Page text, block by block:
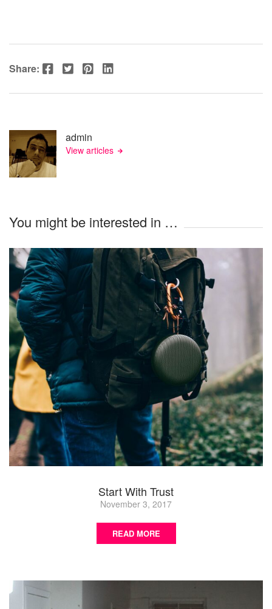
Share: Facebook Twitter Pinterest LinkedIn
admin
View articles
You might be interested in …
Start With Trust
November 3, 2017
READ MORE